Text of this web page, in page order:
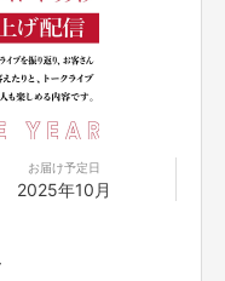
お届け予定日
2025年10月